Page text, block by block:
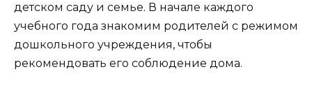
детском саду и семье. В начале каждого
учебного года знакомим родителей с режимом
дошкольного учреждения, чтобы
рекомендовать его соблюдение дома.